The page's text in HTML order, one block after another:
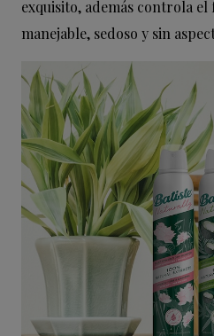
exquisito, además controla
manejable, sedoso y sin